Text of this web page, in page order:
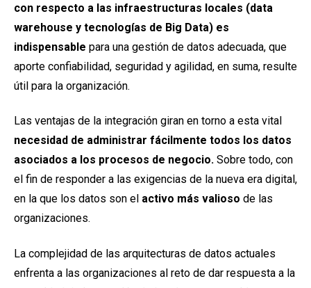
con respecto a las infraestructuras locales (data
warehouse y tecnologías de Big Data) es
indispensable para una gestión de datos adecuada, que
aporte confiabilidad, seguridad y agilidad, en suma, resulte
útil para la organización.
Las ventajas de la integración giran en torno a esta vital
necesidad de administrar fácilmente todos los datos
asociados a los procesos de negocio. Sobre todo, con
el fin de responder a las exigencias de la nueva era digital,
en la que los datos son el activo más valioso de las
organizaciones.
La complejidad de las arquitecturas de datos actuales
enfrenta a las organizaciones al reto de dar respuesta a la